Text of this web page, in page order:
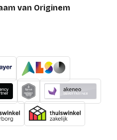
van Originem